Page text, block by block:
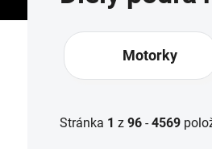
Motorky
Stránka 1 z 96 -4569